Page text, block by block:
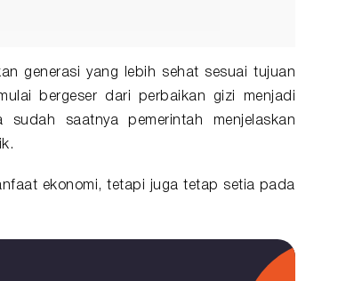
generasi yang lebih sehat sesuai tujuan
bergeser dari perbaikan gizi menjadi
saatnya pemerintah menjelaskan
ekonomi, tetapi juga tetap setia pada